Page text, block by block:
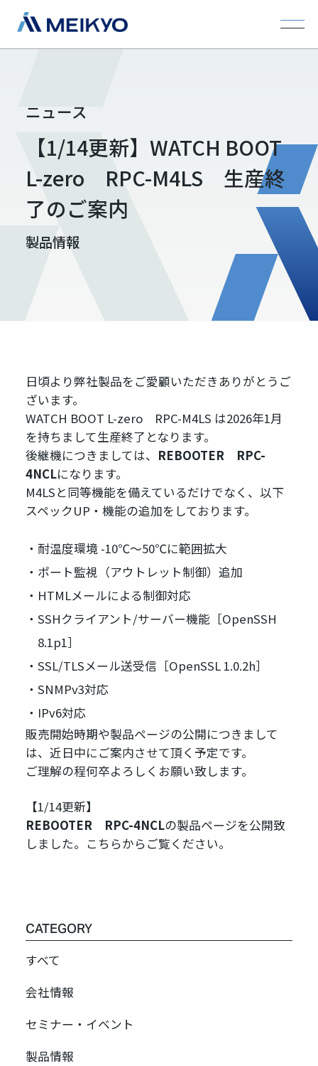
ニュース
【1/14更新】WATCH BOOT
L-zero RPC-M4LS 生産終
了のご案内
製品情報
日頃より弊社製品をご愛顧いただきありがとうご
ざいます。
WATCH BOOT L-zero RPC-M4LS は2026年1月
を持ちまして生産終了となります。
後継機につきましては、 REBOOTER RPC-
4NCLになります。
M4LSと同等機能を備えているだけでなく、以下
スペックUP・機能の追加をしております。
耐温度環境 -10℃～50℃に範囲拡大
ポート監視（アウトレット制御）追加
HTMLメールによる制御対応
SSHクライアント/サーバー機能［OpenSSH
8.1p1］
SSL/TLSメール送受信［OpenSSL 1.0.2h］
SNMPv3対応
IPv6対応
販売開始時期や製品ページの公開につきまして
は、近日中にご案内させて頂く予定です。
ご理解の程何卒よろしくお願い致します。
【1/14更新】
REBOOTER RPC-4NCLの製品ページを公開致
しました。 こちらからご覧ください。
CATEGORY
すべて
会社情報
セミナー・イベント
製品情報